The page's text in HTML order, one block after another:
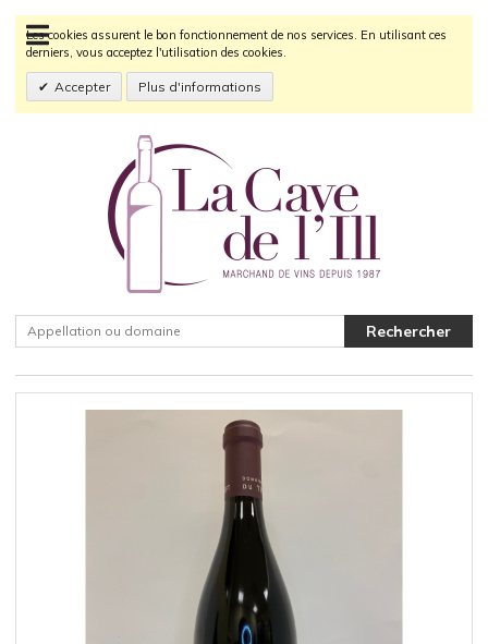
Les cookies assurent le bon fonctionnement de nos services. En utilisant ces
derniers, vous acceptez l'utilisation des cookies.
Accepter Plus d'informations